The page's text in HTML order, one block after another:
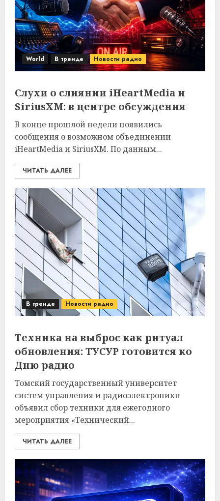
World В тренде Новости радио
Слухи о слиянии iHeartMedia и
SiriusXM: в центре обсуждения
В конце прошлой недели появились
сообщения о возможном объединении
iHeartMedia и SiriusXM. По данным...
ЧИТАТЬ ДАЛЕЕ
В тренде Новости радио
Техника на выброс как ритуал
обновления: ТУСУР готовится ко
Дню радио
Томский государственный университет
систем управления и радиоэлектроники
объявил сбор техники для ежегодного
мероприятия «Технический...
ЧИТАТЬ ДАЛЕЕ